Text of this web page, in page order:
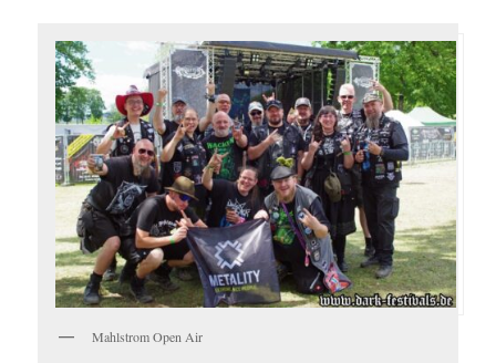
Mahlstrom Open Air